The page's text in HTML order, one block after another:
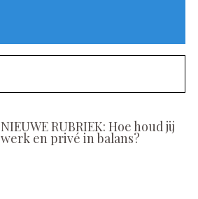
NIEUWE RUBRIEK: Hoe houd jij
werk en privé in balans?